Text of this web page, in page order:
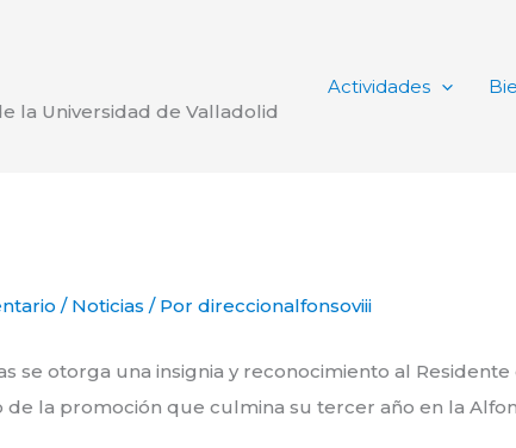
la Universidad de Valladolid
Actividades
/ Noticias / Por direccionalfonsoviii
se otorga una insignia y reconocimiento al
la promoción que culmina su tercer año en la